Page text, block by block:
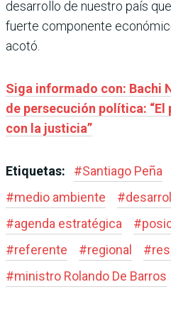
desarrollo de nuestro país
fuerte componente
acotó.
Siga informado con: Bachi
de persecución política:
con la justicia”
Etiquetas: #Santiago Peña
#medio ambiente #
#agenda estratégica #
#referente #regional #
#ministro Rolando De Barros